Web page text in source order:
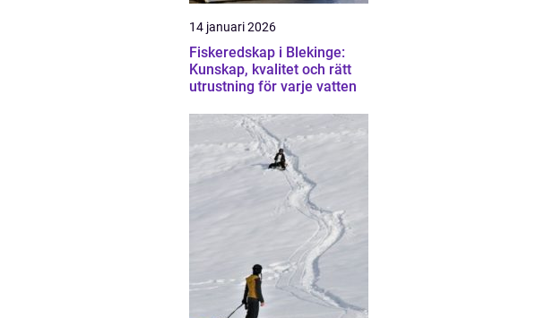
14 januari 2026
Fiskeredskap i Blekinge:
Kunskap, kvalitet och rätt
utrustning för varje vatten